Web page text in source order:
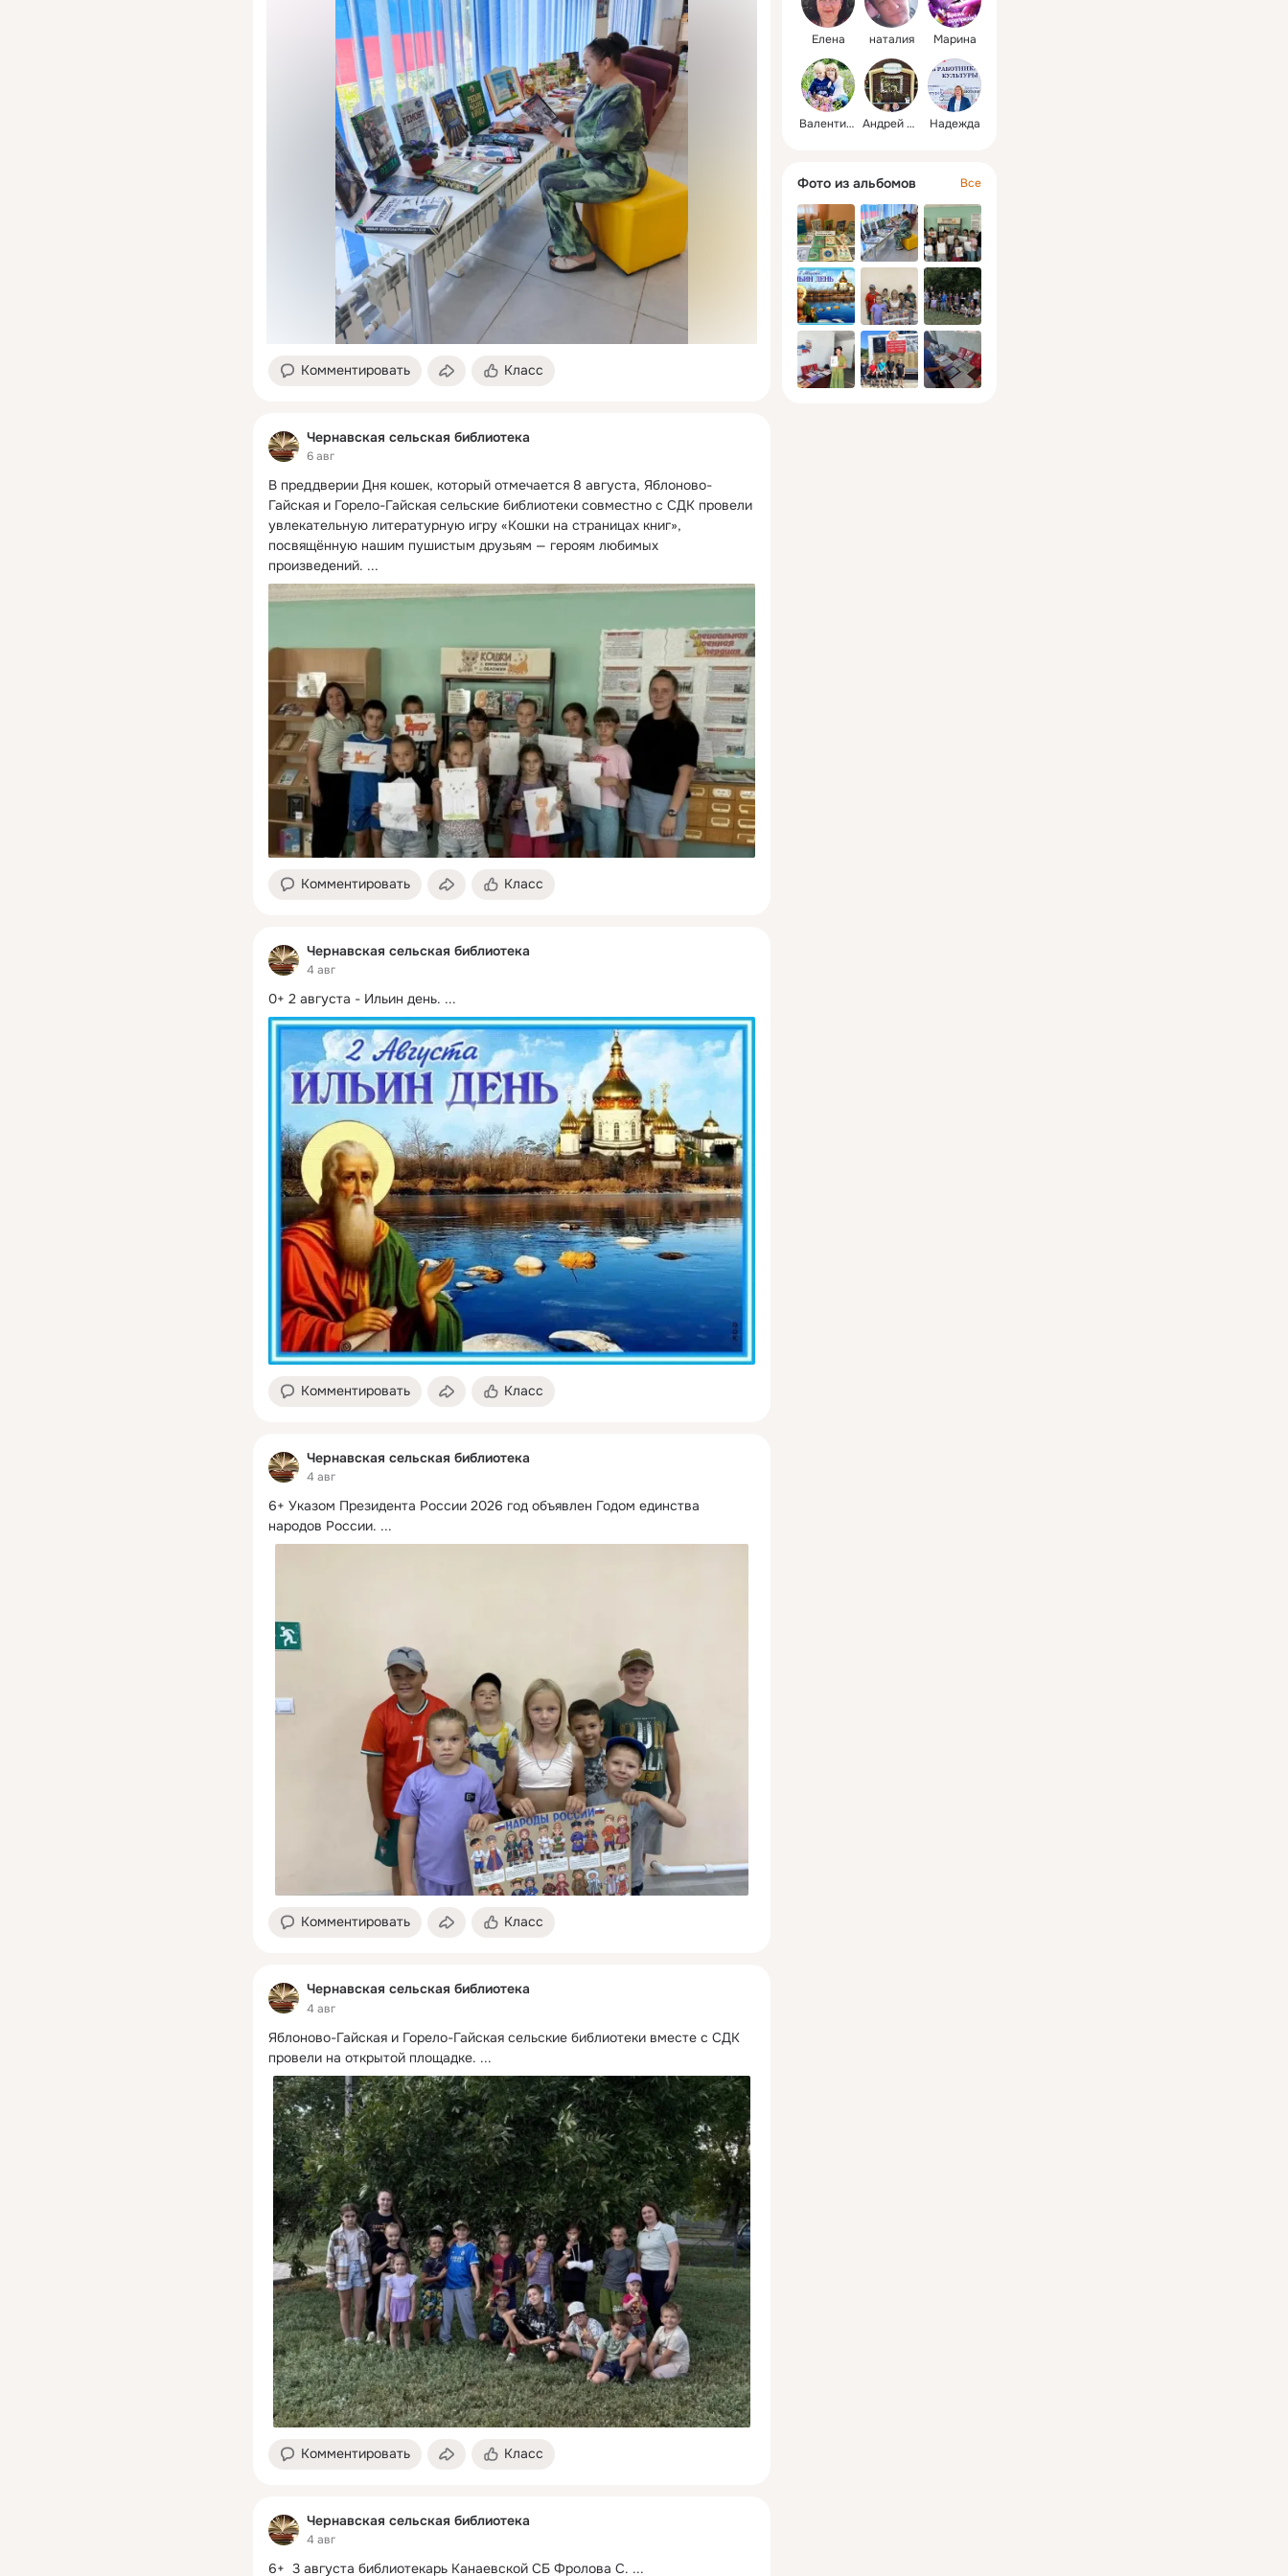
Комментировать Класс
Чернавская сельская библиотека
6 авг
В преддверии Дня кошек, который отмечается 8 августа, Яблоново-
Гайская и Горело-Гайская сельские библиотеки совместно с СДК провели
увлекательную литературную игру «Кошки на страницах книг»,
посвящённую нашим пушистым друзьям — героям любимых
произведений. ...
Комментировать Класс
Чернавская сельская библиотека
4 авг
0+ 2 августа - Ильин день. ...
Комментировать Класс
Чернавская сельская библиотека
4 авг
6+ Указом Президента России 2026 год объявлен Годом единства
народов России. ...
Комментировать Класс
Чернавская сельская библиотека
4 авг
Яблоново-Гайская и Горело-Гайская сельские библиотеки вместе с СДК
провели на открытой площадке. ...
Комментировать Класс
Чернавская сельская библиотека
4 авг
6+  3 августа библиотекарь Канаевской СБ Фролова С. ...
Елена наталия Марина
Валентина Андрей и Света Надежда
Фото из альбомов Все